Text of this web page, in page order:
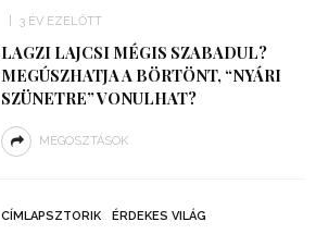
3 ÉV EZELŐTT
LAGZI LAJCSI MÉGIS SZABADUL?
MEGÚSZHATJA A BÖRTÖNT, “NYÁRI
SZÜNETRE” VONULHAT?
MEGOSZTÁSOK
CÍMLAPSZTORIK ÉRDEKES VILÁG